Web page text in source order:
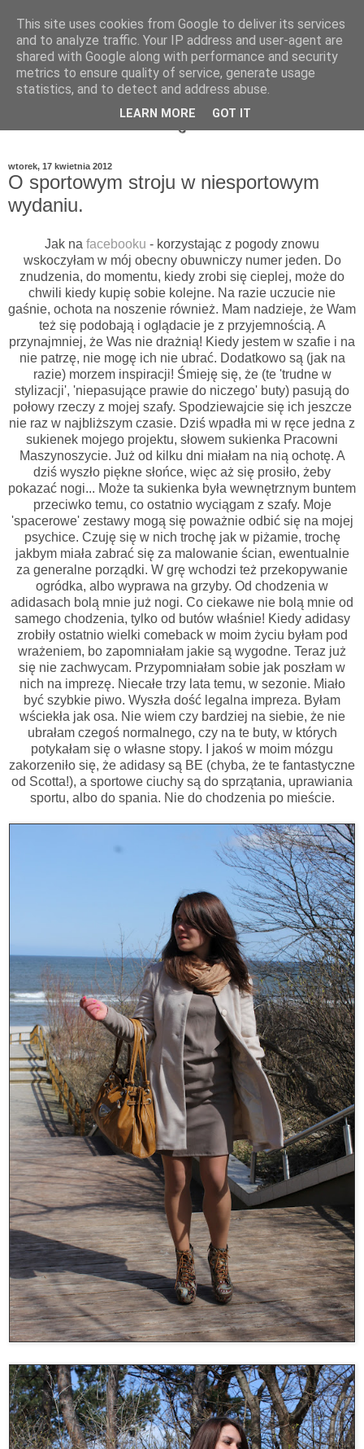
wtorek, 17 kwietnia 2012
O sportowym stroju w niesportowym
wydaniu.
Jak na facebooku - korzystając z pogody znowu
wskoczyłam w mój obecny obuwniczy numer jeden. Do
znudzenia, do momentu, kiedy zrobi się cieplej, może do
chwili kiedy kupię sobie kolejne. Na razie uczucie nie
gaśnie, ochota na noszenie również. Mam nadzieje, że Wam
też się podobają i oglądacie je z przyjemnością. A
przynajmniej, że Was nie drażnią! Kiedy jestem w szafie i na
nie patrzę, nie mogę ich nie ubrać. Dodatkowo są (jak na
razie) morzem inspiracji! Śmieję się, że (te 'trudne w
stylizacji', 'niepasujące prawie do niczego' buty) pasują do
połowy rzeczy z mojej szafy. Spodziewajcie się ich jeszcze
nie raz w najbliższym czasie. Dziś wpadła mi w ręce jedna z
sukienek mojego projektu, słowem sukienka Pracowni
Maszynoszycie. Już od kilku dni miałam na nią ochotę. A
dziś wyszło piękne słońce, więc aż się prosiło, żeby
pokazać nogi... Może ta sukienka była wewnętrznym buntem
przeciwko temu, co ostatnio wyciągam z szafy. Moje
'spacerowe' zestawy mogą się poważnie odbić się na mojej
psychice. Czuję się w nich trochę jak w piżamie, trochę
jakbym miała zabrać się za malowanie ścian, ewentualnie
za generalne porządki. W grę wchodzi też przekopywanie
ogródka, albo wyprawa na grzyby. Od chodzenia w
adidasach bolą mnie już nogi. Co ciekawe nie bolą mnie od
samego chodzenia, tylko od butów właśnie! Kiedy adidasy
zrobiły ostatnio wielki comeback w moim życiu byłam pod
wrażeniem, bo zapomniałam jakie są wygodne. Teraz już
się nie zachwycam. Przypomniałam sobie jak poszłam w
nich na imprezę. Niecałe trzy lata temu, w sezonie. Miało
być szybkie piwo. Wyszła dość legalna impreza. Byłam
wściekła jak osa. Nie wiem czy bardziej na siebie, że nie
ubrałam czegoś normalnego, czy na te buty, w których
potykałam się o własne stopy. I jakoś w moim mózgu
zakorzeniło się, że adidasy są BE (chyba, że te fantastyczne
od Scotta!), a sportowe ciuchy są do sprzątania, uprawiania
sportu, albo do spania. Nie do chodzenia po mieście.
This site uses cookies from Google to deliver its services
and to analyze traffic. Your IP address and user-agent are
shared with Google along with performance and security
metrics to ensure quality of service, generate usage
statistics, and to detect and address abuse.
LEARN MORE GOT IT